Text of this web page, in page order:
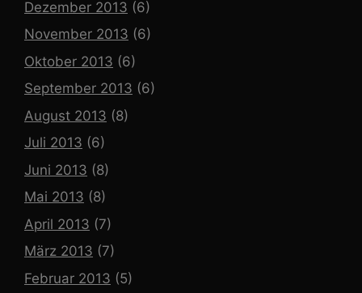
Dezember 2013 (6)
November 2013 (6)
Oktober 2013 (6)
September 2013 (6)
August 2013 (8)
Juli 2013 (6)
Juni 2013 (8)
Mai 2013 (8)
April 2013 (7)
März 2013 (7)
Februar 2013 (5)